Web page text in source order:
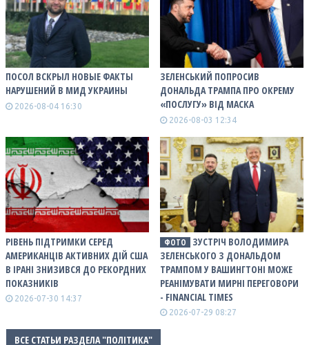
ПОСОЛ ВСКРЫЛ НОВЫЕ ФАКТЫ
НАРУШЕНИЙ В МИД УКРАИНЫ
2026-08-04 16:30
ЗЕЛЕНСЬКИЙ ПОПРОСИВ
ДОНАЛЬДА ТРАМПА ПРО ОКРЕМУ
«ПОСЛУГУ» ВІД МАСКА
2026-08-03 12:34
РІВЕНЬ ПІДТРИМКИ СЕРЕД
АМЕРИКАНЦІВ АКТИВНИХ ДІЙ США
В ІРАНІ ЗНИЗИВСЯ ДО РЕКОРДНИХ
ПОКАЗНИКІВ
2026-07-30 14:37
ФОТО
ЗУСТРІЧ ВОЛОДИМИРА
ЗЕЛЕНСЬКОГО З ДОНАЛЬДОМ
ТРАМПОМ У ВАШИНГТОНІ МОЖЕ
РЕАНІМУВАТИ МИРНІ ПЕРЕГОВОРИ
- FINANCIAL TIMES
2026-07-29 08:27
ВСЕ СТАТЬИ РАЗДЕЛА "ПОЛІТИКА"